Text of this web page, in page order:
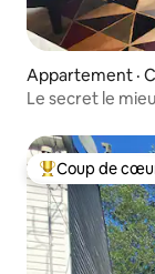
Appartement ·
Le secret le
Coup de cœur
Coup de